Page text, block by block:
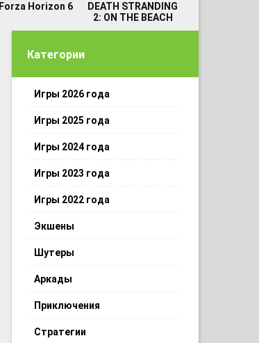
Forza Horizon 6
DEATH STRANDING
2: ON THE BEACH
Категории
Игры 2026 года
Игры 2025 года
Игры 2024 года
Игры 2023 года
Игры 2022 года
Экшены
Шутеры
Аркады
Приключения
Стратегии